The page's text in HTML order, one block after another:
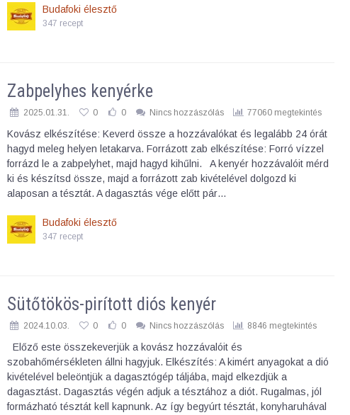
Budafoki élesztő
347 recept
Zabpelyhes kenyérke
2025.01.31. 0 0 Nincs hozzászólás 77060 megtekintés
Kovász elkészítése: Keverd össze a hozzávalókat és legalább 24 órát
hagyd meleg helyen letakarva. Forrázott zab elkészítése: Forró vízzel
forrázd le a zabpelyhet, majd hagyd kihűlni. A kenyér hozzávalóit mérd
ki és készítsd össze, majd a forrázott zab kivételével dolgozd ki
alaposan a tésztát. A dagasztás vége előtt pár…
Budafoki élesztő
347 recept
Sütőtökös-pirított diós kenyér
2024.10.03. 0 0 Nincs hozzászólás 8846 megtekintés
Előző este összekeverjük a kovász hozzávalóit és
szobahőmérsékleten állni hagyjuk. Elkészítés: A kimért anyagokat a dió
kivételével beleöntjük a dagasztógép táljába, majd elkezdjük a
dagasztást. Dagasztás végén adjuk a tésztához a diót. Rugalmas, jól
formázható tésztát kell kapnunk. Az így begyúrt tésztát, konyharuhával